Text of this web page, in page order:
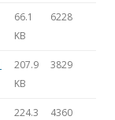
66.1
KB
6228
207.9
KB
3829
224.3
4360